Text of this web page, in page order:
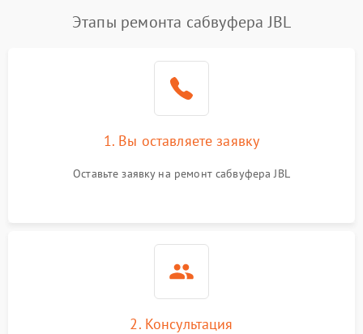
Этапы ремонта сабвуфера JBL
1. Вы оставляете заявку
Оставьте заявку на ремонт сабвуфера JBL
2. Консультация